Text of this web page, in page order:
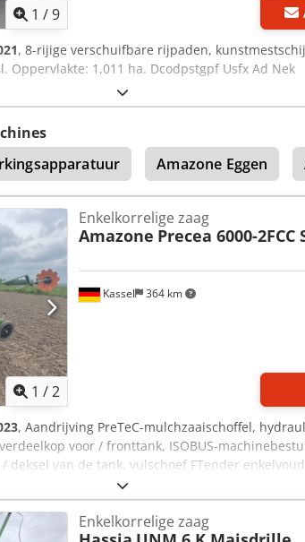
1 /9
, 8-rijige verschuifbare rijpaden,
Oppervlakte: 1,011 ha. Dcodpstgpf Usfx Ad Nek
Amazone Eggen
1 /2
Kassel 364 km
Enkelkorrelige zaag
Amazone Precea 6000-2FCC
, Aandrijving PreTeC-mulchzaaischoffel,
voor / fronttank, ISOBUS-
deksel van de tank, vulschoef FTender
Dcodpfxstp Hmrj Ad Njk
Enkelkorrelige zaag